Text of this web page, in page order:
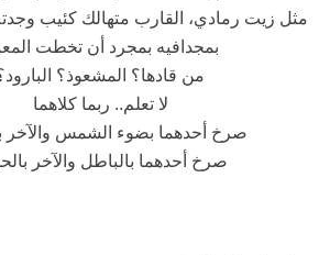
مثل زيت رمادي، القارب متهالك كئيب
بمجدافيه بمجرد أن تخطت
من قادها؟ المشعوذ؟
لا تعلم.. ربما كلاهما
صرخ أحدهما بضوء الشمس والآخر
صرخ أحدهما بالباطل والآخر